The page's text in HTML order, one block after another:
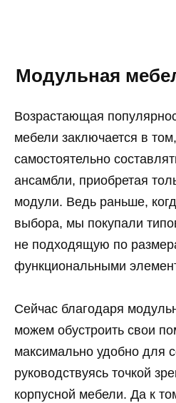
Модульная
Возрастающая
мебели заключается в
самостоятельно
ансамбли, приобретая
модули. Ведь раньше,
выбора, мы покупали
не подходящую по
функциональными
Сейчас благодаря
можем обустроить свои
максимально удобно для
руководствуясь точкой
корпусной мебели. Да к